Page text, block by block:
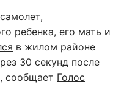
ребенка, его мать и
в жилом районе
30 секунд после
сообщает Голос